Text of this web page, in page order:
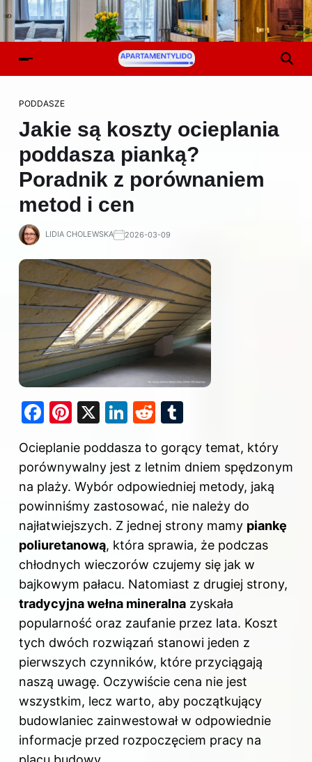
PODDASZE
Jakie są koszty ocieplania
poddasza pianką?
Poradnik z porównaniem
metod i cen
LIDIA CHOLEWSKA 2026-03-09
F
c
e
b
o
o
k
Pi
er
e
st
X
Li
k
e
dI
n
R
d
di
t
m
bl
r
Ocieplanie poddasza to gorący temat, który
porównywalny jest z letnim dniem spędzonym
na plaży. Wybór odpowiedniej metody, jaką
powinniśmy zastosować, nie należy do
najłatwiejszych. Z jednej strony mamy piankę
poliuretanową, która sprawia, że podczas
chłodnych wieczorów czujemy się jak w
bajkowym pałacu. Natomiast z drugiej strony,
tradycyjna wełna mineralna zyskała
popularność oraz zaufanie przez lata. Koszt
tych dwóch rozwiązań stanowi jeden z
pierwszych czynników, które przyciągają
naszą uwagę. Oczywiście cena nie jest
wszystkim, lecz warto, aby początkujący
budowlaniec zainwestował w odpowiednie
informacje przed rozpoczęciem pracy na